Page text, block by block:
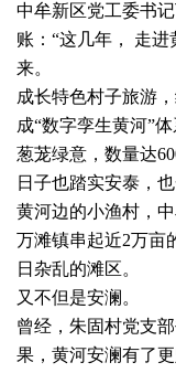
中牟新区党工委书
账：“这几年， 走
来。
成长特色村子旅游
成“数字孪生黄河”
葱茏绿意，数量达
日子也踏实安泰，
黄河边的小渔村，
万滩镇串起近2万亩
日杂乱的滩区。
又不但是安澜。
曾经，朱固村党支
果，黄河安澜有了